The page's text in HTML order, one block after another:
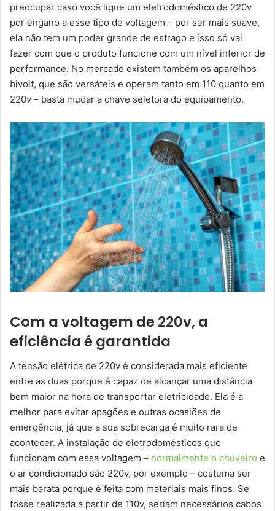
preocupar caso você ligue um eletrodoméstico de 220v
por engano a esse tipo de voltagem – por ser mais suave,
ela não tem um poder grande de estrago e isso só vai
fazer com que o produto funcione com um nível inferior de
performance. No mercado existem também os aparelhos
bivolt, que são versáteis e operam tanto em 110 quanto em
220v – basta mudar a chave seletora do equipamento.
Com a voltagem de 220v, a
eficiência é garantida
A tensão elétrica de 220v é considerada mais eficiente
entre as duas porque é capaz de alcançar uma distância
bem maior na hora de transportar eletricidade. Ela é a
melhor para evitar apagões e outras ocasiões de
emergência, já que a sua sobrecarga é muito rara de
acontecer. A instalação de eletrodomésticos que
funcionam com essa voltagem – normalmente o chuveiro e
o ar condicionado são 220v, por exemplo – costuma ser
mais barata porque é feita com materiais mais finos. Se
fosse realizada a partir de 110v, seriam necessários cabos